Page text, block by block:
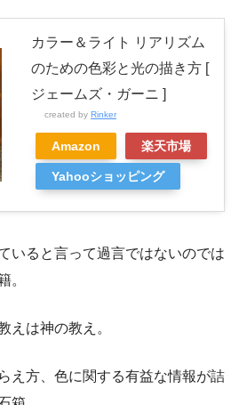
カラー＆ライト リアリズム
のための色彩と光の描き方 [
ジェームズ・ガーニ ]
created by Rinker
Amazon 楽天市場
Yahooショッピング
いると言って過言ではないのでは
。
えは神の教え。
え方、色に関する有益な情報が詰